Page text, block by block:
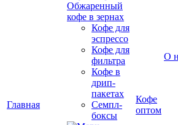
Главная
Обжаренный
кофе в зернах
Кофе для
эспрессо
Кофе для
фильтра
Кофе в
дрип-
пакетах
Семпл-
боксы
Кофе
оптом
О